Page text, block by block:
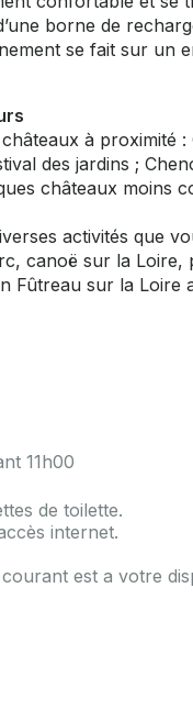
borne de
se fait sur
à proximité
des jardins ;
châteaux moins
activités que
canoë sur la
Fûtreau sur la
11h00
de toilette.
internet.
est a votre